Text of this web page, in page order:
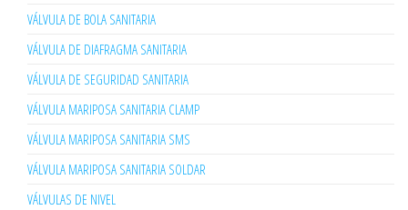
VÁLVULA DE BOLA SANITARIA
VÁLVULA DE DIAFRAGMA SANITARIA
VÁLVULA DE SEGURIDAD SANITARIA
VÁLVULA MARIPOSA SANITARIA CLAMP
VÁLVULA MARIPOSA SANITARIA SMS
VÁLVULA MARIPOSA SANITARIA SOLDAR
VÁLVULAS DE NIVEL